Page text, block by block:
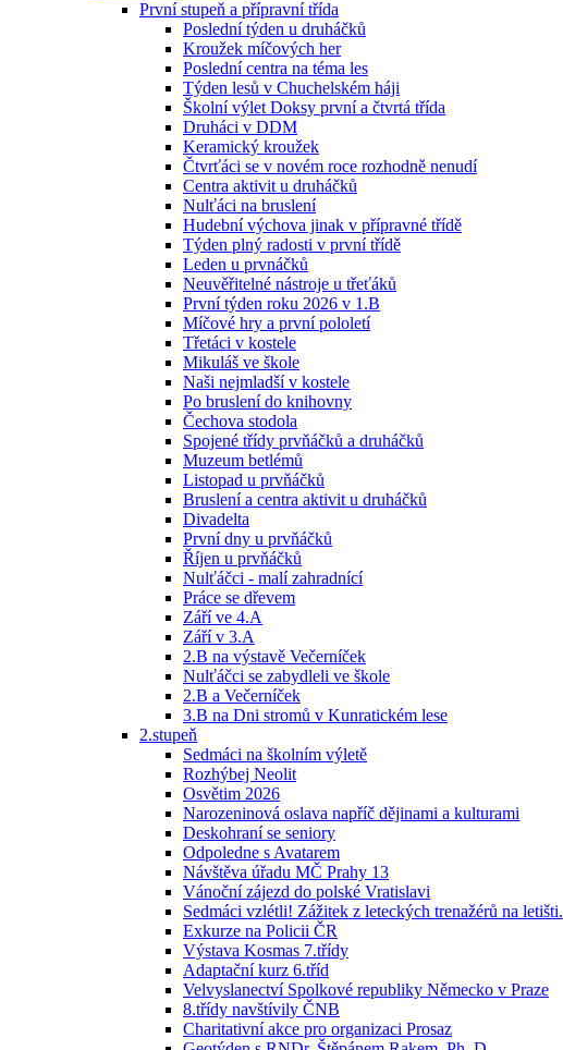
První stupeň a přípravní třída
Poslední týden u druháčků
Kroužek míčových her
Poslední centra na téma les
Týden lesů v Chuchelském háji
Školní výlet Doksy první a čtvrtá třída
Druháci v DDM
Keramický kroužek
Čtvrťáci se v novém roce rozhodně nenudí
Centra aktivit u druháčků
Nulťáci na bruslení
Hudební výchova jinak v přípravné třídě
Týden plný radosti v první třídě
Leden u prvnáčků
Neuvěřitelné nástroje u třeťáků
První týden roku 2026 v 1.B
Míčové hry a první pololetí
Třetáci v kostele
Mikuláš ve škole
Naši nejmladší v kostele
Po bruslení do knihovny
Čechova stodola
Spojené třídy prvňáčků a druháčků
Muzeum betlémů
Listopad u prvňáčků
Bruslení a centra aktivit u druháčků
Divadelta
První dny u prvňáčků
Říjen u prvňáčků
Nulťáčci - malí zahradnící
Práce se dřevem
Září ve 4.A
Září v 3.A
2.B na výstavě Večerníček
Nulťáčci se zabydleli ve škole
2.B a Večerníček
3.B na Dni stromů v Kunratickém lese
2.stupeň
Sedmáci na školním výletě
Rozhýbej Neolit
Osvětim 2026
Narozeninová oslava napříč dějinami a kulturami
Deskohraní se seniory
Odpoledne s Avatarem
Návštěva úřadu MČ Prahy 13
Vánoční zájezd do polské Vratislavi
Sedmáci vzlétli! Zážitek z leteckých trenažérů na letišti.
Exkurze na Policii ČR
Výstava Kosmas 7.třídy
Adaptační kurz 6.tříd
Velvyslanectví Spolkové republiky Německo v Praze
8.třídy navštívily ČNB
Charitativní akce pro organizaci Prosaz